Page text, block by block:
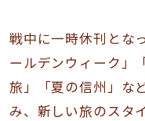
戦中に一時休刊とな
ールデンウィーク」
旅」「夏の信州」な
み、新しい旅のスタ